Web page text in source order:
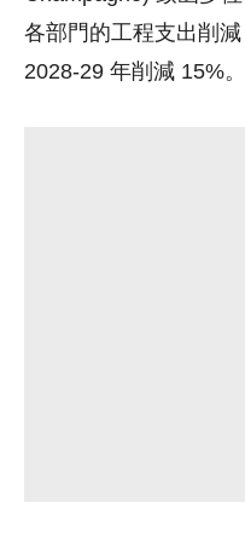
各部門的工程支出削
2028-29 年削減 15%。